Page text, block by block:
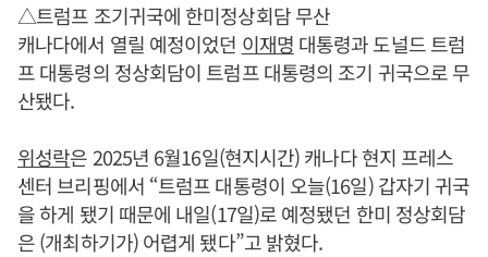
△트럼프 조기귀국에 한미정상회담 무산
캐나다에서 열릴 예정이었던 이재명 대통령과 도널드 트럼
프 대통령의 정상회담이 트럼프 대통령의 조기 귀국으로 무
산됐다.
위성락은 2025년 6월16일(현지시간) 캐나다 현지 프레스
센터 브리핑에서 “트럼프 대통령이 오늘(16일) 갑자기 귀국
을 하게 됐기 때문에 내일(17일)로 예정됐던 한미 정상회담
은 (개최하기가) 어렵게 됐다”고 밝혔다.